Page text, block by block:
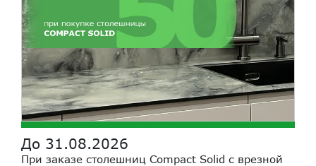
До 31.08.2026
При заказе столешниц Compact Solid с врезной